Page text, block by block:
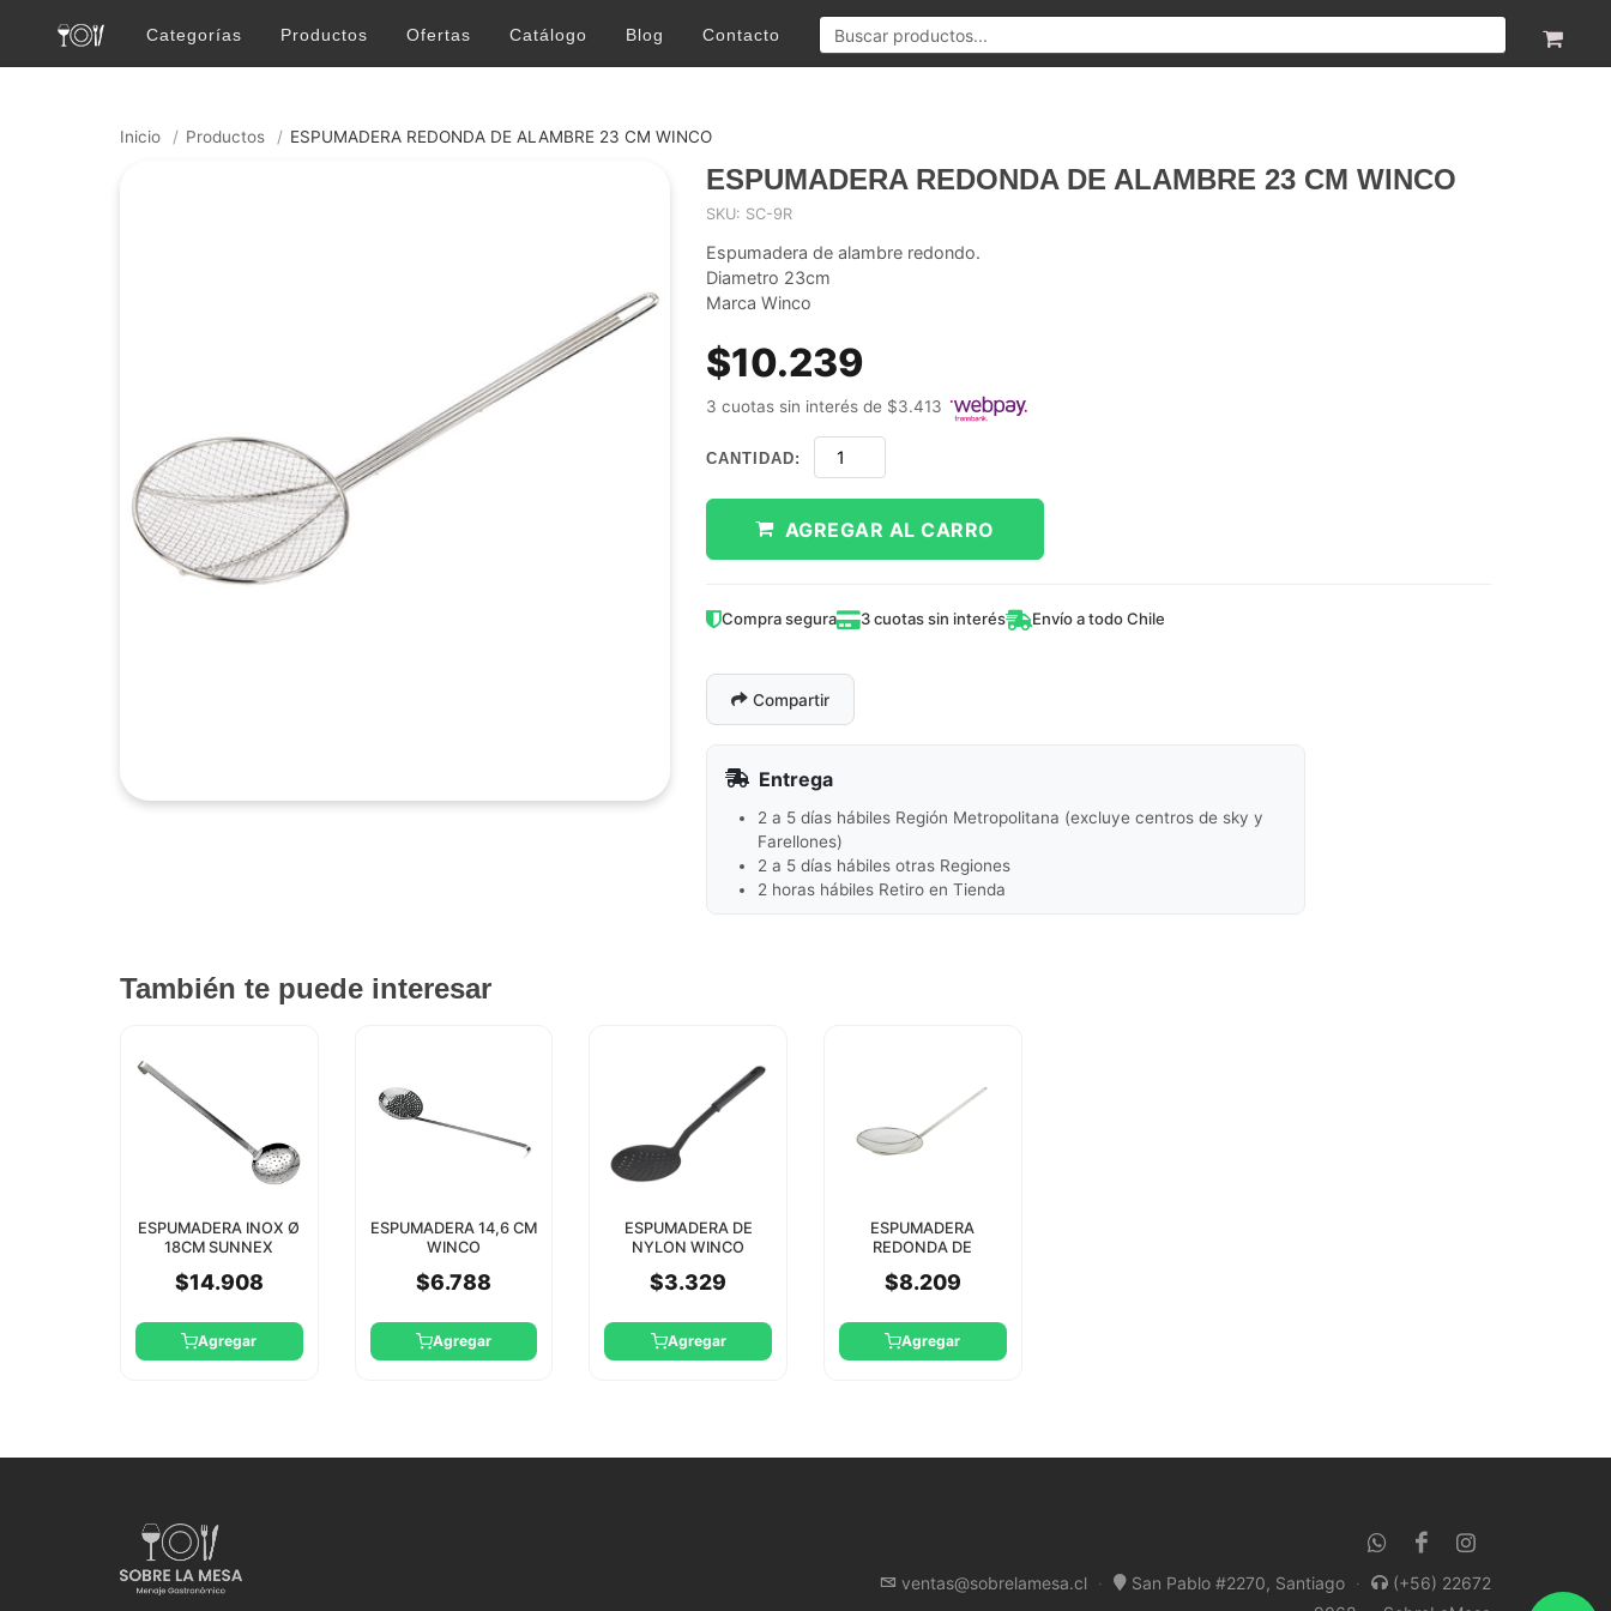
Categorías Productos Ofertas Catálogo Blog Contacto
Inicio / Productos / ESPUMADERA REDONDA DE ALAMBRE 23 CM WINCO
ESPUMADERA REDONDA DE ALAMBRE 23 CM WINCO
SKU: SC-9R
Espumadera de alambre redondo.
Diametro 23cm
Marca Winco
$10.239
3 cuotas sin interés de $3.413
CANTIDAD:
AGREGAR AL CARRO
Compra segura 3 cuotas sin interés Envío a todo Chile
Compartir
Entrega
2 a 5 días hábiles Región Metropolitana (excluye centros de sky y
Farellones)
2 a 5 días hábiles otras Regiones
2 horas hábiles Retiro en Tienda
También te puede interesar
ESPUMADERA INOX Ø
18CM SUNNEX
$14.908
Agregar
ESPUMADERA 14,6 CM
WINCO
$6.788
Agregar
ESPUMADERA DE
NYLON WINCO
$3.329
Agregar
ESPUMADERA
REDONDA DE
WINCO
$8.209
Agregar
ventas@sobrelamesa.cl · San Pablo #2270, Santiago ·
(+56) 22672